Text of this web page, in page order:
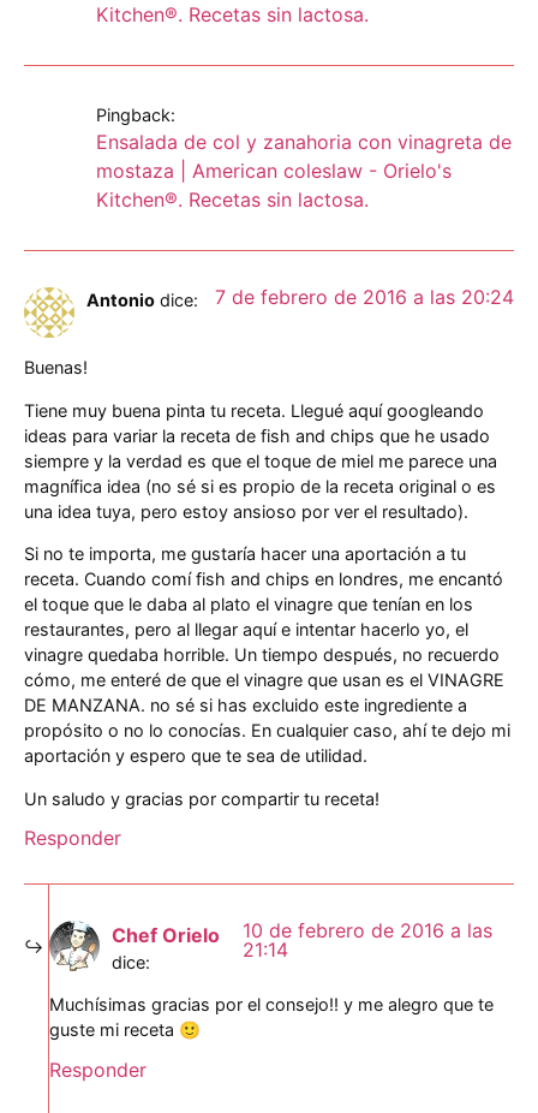
Kitchen®. Recetas sin lactosa.
Pingback:
Ensalada de col y zanahoria con vinagreta de
mostaza | American coleslaw - Orielo's
Kitchen®. Recetas sin lactosa.
Antonio dice: 7 de febrero de 2016 a las 20:24
Buenas!
Tiene muy buena pinta tu receta. Llegué aquí googleando
ideas para variar la receta de fish and chips que he usado
siempre y la verdad es que el toque de miel me parece una
magnífica idea (no sé si es propio de la receta original o es
una idea tuya, pero estoy ansioso por ver el resultado).
Si no te importa, me gustaría hacer una aportación a tu
receta. Cuando comí fish and chips en londres, me encantó
el toque que le daba al plato el vinagre que tenían en los
restaurantes, pero al llegar aquí e intentar hacerlo yo, el
vinagre quedaba horrible. Un tiempo después, no recuerdo
cómo, me enteré de que el vinagre que usan es el VINAGRE
DE MANZANA. no sé si has excluido este ingrediente a
propósito o no lo conocías. En cualquier caso, ahí te dejo mi
aportación y espero que te sea de utilidad.
Un saludo y gracias por compartir tu receta!
Responder
Chef Orielo
dice:
10 de febrero de 2016 a las
21:14
Muchísimas gracias por el consejo!! y me alegro que te
guste mi receta 🙂
Responder